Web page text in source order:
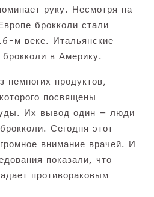
руку. Несмотря на
брокколи стали
м веке. Итальянские
в Америку.
немногих продуктов,
посвящены
Их вывод один — люди
Сегодня этот
внимание врачей. И
показали, что
противораковым